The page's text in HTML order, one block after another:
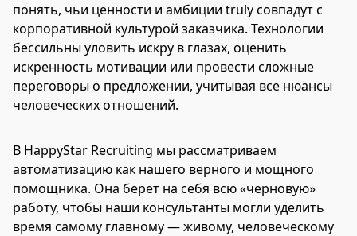
понять, чьи ценности и амбиции truly совпадут с
корпоративной культурой заказчика. Технологии
бессильны уловить искру в глазах, оценить
искренность мотивации или провести сложные
переговоры о предложении, учитывая все нюансы
человеческих отношений.
В HappyStar Recruiting мы рассматриваем
автоматизацию как нашего верного и мощного
помощника. Она берет на себя всю «черновую»
работу, чтобы наши консультанты могли уделить
время самому главному — живому, человеческому